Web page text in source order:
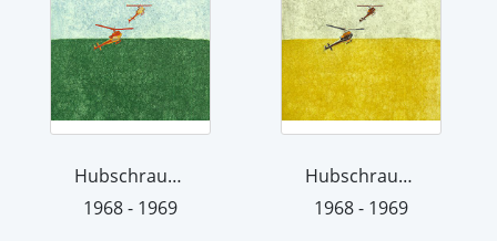
Hubschrauber
1968 - 1969
Hubschrauber
1968 - 1969